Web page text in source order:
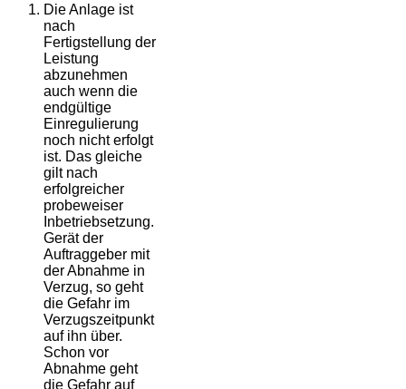
Die Anlage ist
nach
Fertigstellung der
Leistung
abzunehmen
auch wenn die
endgültige
Einregulierung
noch nicht erfolgt
ist. Das gleiche
gilt nach
erfolgreicher
probeweiser
Inbetriebsetzung.
Gerät der
Auftraggeber mit
der Abnahme in
Verzug, so geht
die Gefahr im
Verzugszeitpunkt
auf ihn über.
Schon vor
Abnahme geht
die Gefahr auf